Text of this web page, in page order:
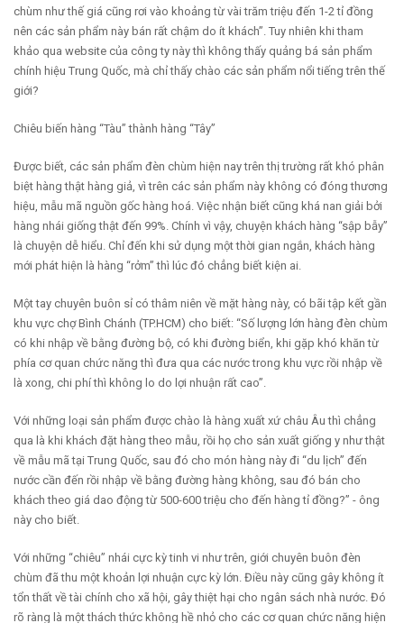
chùm như thế giá cũng rơi vào khoảng từ vài trăm triệu đến 1-2 tỉ đồng
nên các sản phẩm này bán rất chậm do ít khách”. Tuy nhiên khi tham
khảo qua website của công ty này thì không thấy quảng bá sản phẩm
chính hiệu Trung Quốc, mà chỉ thấy chào các sản phẩm nổi tiếng trên thế
giới?
Chiêu biến hàng “Tàu” thành hàng “Tây”
Được biết, các sản phẩm đèn chùm hiện nay trên thị trường rất khó phân
biệt hàng thật hàng giả, vì trên các sản phẩm này không có đóng thương
hiệu, mẫu mã nguồn gốc hàng hoá. Việc nhận biết cũng khá nan giải bởi
hàng nhái giống thật đến 99%. Chính vì vậy, chuyện khách hàng “sập bẫy”
là chuyện dễ hiểu. Chỉ đến khi sử dụng một thời gian ngắn, khách hàng
mới phát hiện là hàng “rởm” thì lúc đó chẳng biết kiện ai.
Một tay chuyên buôn sỉ có thâm niên về mặt hàng này, có bãi tập kết gần
khu vực chợ Bình Chánh (TP.HCM) cho biết: “Số lượng lớn hàng đèn chùm
có khi nhập về bằng đường bộ, có khi đường biển, khi gặp khó khăn từ
phía cơ quan chức năng thì đưa qua các nước trong khu vực rồi nhập về
là xong, chi phí thì không lo do lợi nhuận rất cao”.
Với những loại sản phẩm được chào là hàng xuất xứ châu Âu thì chẳng
qua là khi khách đặt hàng theo mẫu, rồi họ cho sản xuất giống y như thật
về mẫu mã tại Trung Quốc, sau đó cho món hàng này đi “du lịch” đến
nước cần đến rồi nhập về bằng đường hàng không, sau đó bán cho
khách theo giá dao động từ 500-600 triệu cho đến hàng tỉ đồng?” - ông
này cho biết.
Với những “chiêu” nhái cực kỳ tinh vi như trên, giới chuyên buôn đèn
chùm đã thu một khoản lợi nhuận cực kỳ lớn. Điều này cũng gây không ít
tổn thất về tài chính cho xã hội, gây thiệt hại cho ngân sách nhà nước. Đó
rõ ràng là một thách thức không hề nhỏ cho các cơ quan chức năng hiện